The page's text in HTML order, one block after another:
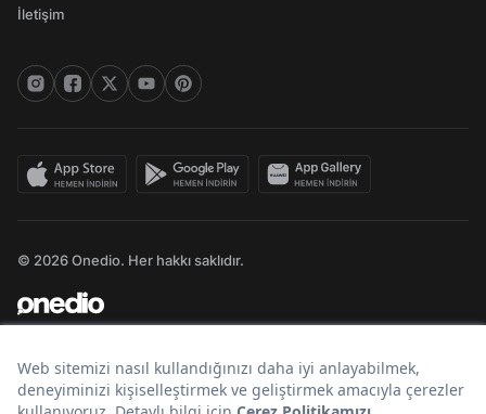
İletişim
© 2026 Onedio. Her hakkı saklıdır.
Bir markasıdır.